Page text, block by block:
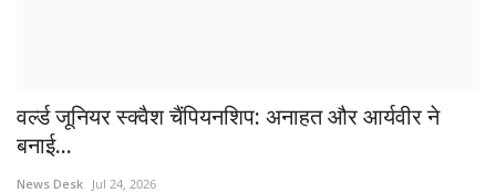
वर्ल्ड जूनियर स्क्वैश चैंपियनशिप: अनाहत और आर्यवीर ने
बनाई...
News Desk Jul 24, 2026